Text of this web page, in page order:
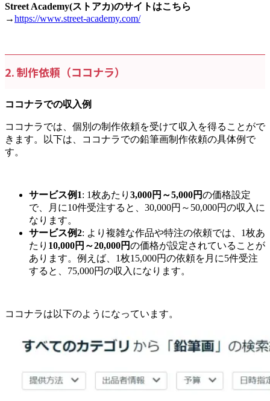
Street Academy(ストアカ)のサイトはこちら
→https://www.street-academy.com/
2. 制作依頼（ココナラ）
ココナラでの収入例
ココナラでは、個別の制作依頼を受けて収入を得ることがで
きます。以下は、ココナラでの鉛筆画制作依頼の具体例で
す。
サービス例1: 1枚あたり 3,000円～5,000円の価格設定
で、月に10件受注すると、30,000円～50,000円の収入に
なります。
サービス例2: より複雑な作品や特注の依頼では、1枚あ
たり 10,000円～20,000円の価格が設定されていることが
あります。例えば、1枚15,000円の依頼を月に5件受注
すると、75,000円の収入になります。
ココナラは以下のようになっています。